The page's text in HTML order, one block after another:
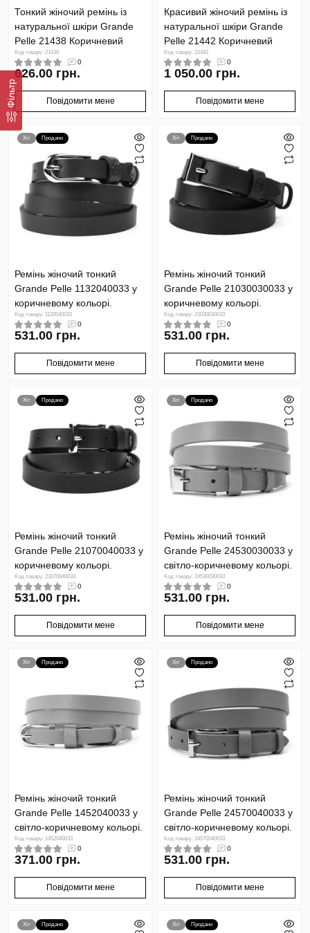
Фільтр
Тонкий жіночий ремінь із
натуральної шкіри Grande
Pelle 21438 Коричневий
Код товару: 21438
0
626.00 грн.
Повідомити мене
Красивий жіночий ремінь із
натуральної шкіри Grande
Pelle 21442 Коричневий
Код товару: 21442
0
1 050.00 грн.
Повідомити мене
Хіт Продано
Ремінь жіночий тонкий
Grande Pelle 1132040033 у
коричневому кольорі.
Код товару: 1132040033
0
531.00 грн.
Повідомити мене
Хіт Продано
Ремінь жіночий тонкий
Grande Pelle 21030030033 у
коричневому кольорі.
Код товару: 21030030033
0
531.00 грн.
Повідомити мене
Хіт Продано
Ремінь жіночий тонкий
Grande Pelle 21070040033 у
коричневому кольорі.
Код товару: 21070040033
0
531.00 грн.
Повідомити мене
Хіт Продано
Ремінь жіночий тонкий
Grande Pelle 24530030033 у
світло-коричневому кольорі.
Код товару: 24530030033
0
531.00 грн.
Повідомити мене
Хіт Продано
Ремінь жіночий тонкий
Grande Pelle 1452040033 у
світло-коричневому кольорі.
Код товару: 1452040033
0
371.00 грн.
Повідомити мене
Хіт Продано
Ремінь жіночий тонкий
Grande Pelle 24570040033 у
світло-коричневому кольорі.
Код товару: 24570040033
0
531.00 грн.
Повідомити мене
Хіт Продано Хіт Продано